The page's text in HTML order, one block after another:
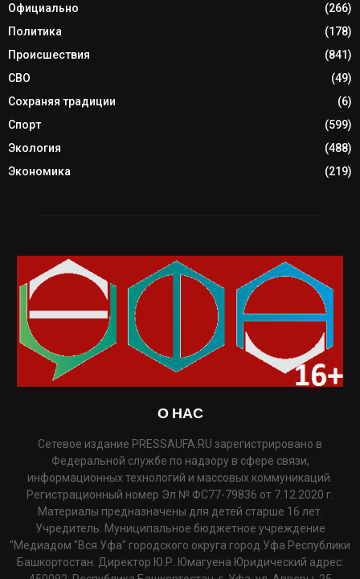
Официально
(266)
Политика
(178)
Происшествия
(841)
СВО
(49)
Сохраняя традиции
(6)
Спорт
(599)
Экология
(488)
Экономика
(219)
О НАС
Сетевое издание PRESSAUFA.RU зарегистрировано в
Федеральной службе по надзору в сфере связи,
информационных технологий и массовых коммуникаций.
Регистрационный номер Эл № ФС77-79836 от 7.12.2020 г.
Материалы предназначены для детей старше 16 лет.
Учредитель: Муниципальное бюджетное учреждение
"Медиадом "Вся Уфа" городского округа город Уфа Республики
Башкортостан. Директор Ю.Р. Юмагуена Юридический адрес: